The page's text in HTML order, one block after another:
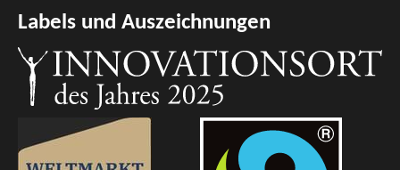
Labels und Auszeichnungen